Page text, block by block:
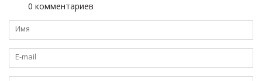
0 комментариев